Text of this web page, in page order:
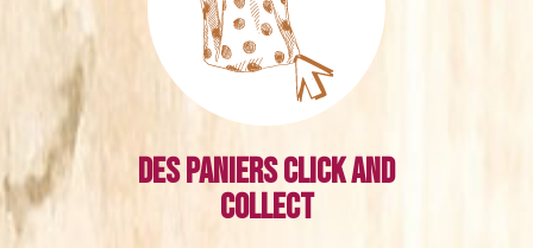
Des paniers click and
collect